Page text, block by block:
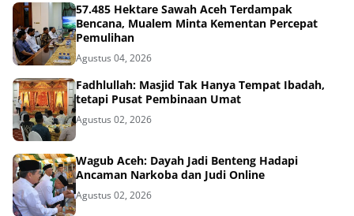
57.485 Hektare Sawah Aceh Terdampak
Bencana, Mualem Minta Kementan Percepat
Pemulihan
Agustus 04, 2026
Fadhlullah: Masjid Tak Hanya Tempat Ibadah,
tetapi Pusat Pembinaan Umat
Agustus 02, 2026
Wagub Aceh: Dayah Jadi Benteng Hadapi
Ancaman Narkoba dan Judi Online
Agustus 02, 2026